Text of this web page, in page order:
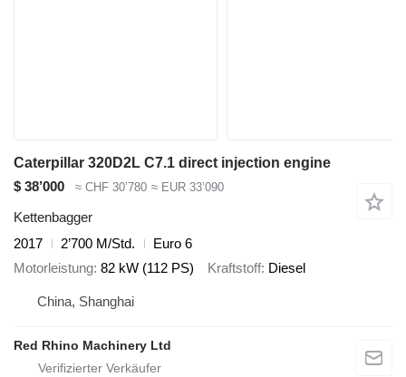
Caterpillar 320D2L C7.1 direct injection engine
$ 38’000
≈ CHF 30’780 ≈ EUR 33’090
Kettenbagger
2017
2’700 M/Std.
Euro 6
Motorleistung 82 kW (112 PS) Kraftstoff Diesel
China, Shanghai
Red Rhino Machinery Ltd